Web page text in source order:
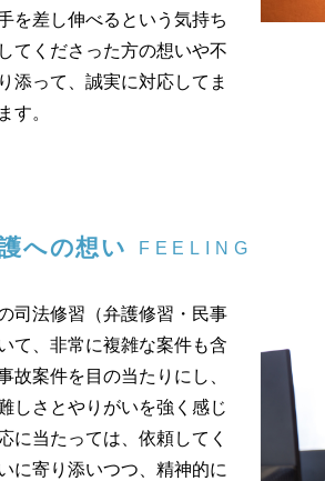
を差し伸べるという気持ち
てくださった方の想いや不
添って、誠実に対応してま
す。
への想い FEELING
司法修習（弁護修習・民事
て、非常に複雑な案件も含
故案件を目の当たりにし、
しさとやりがいを強く感じ
に当たっては、依頼してく
に寄り添いつつ、精神的に